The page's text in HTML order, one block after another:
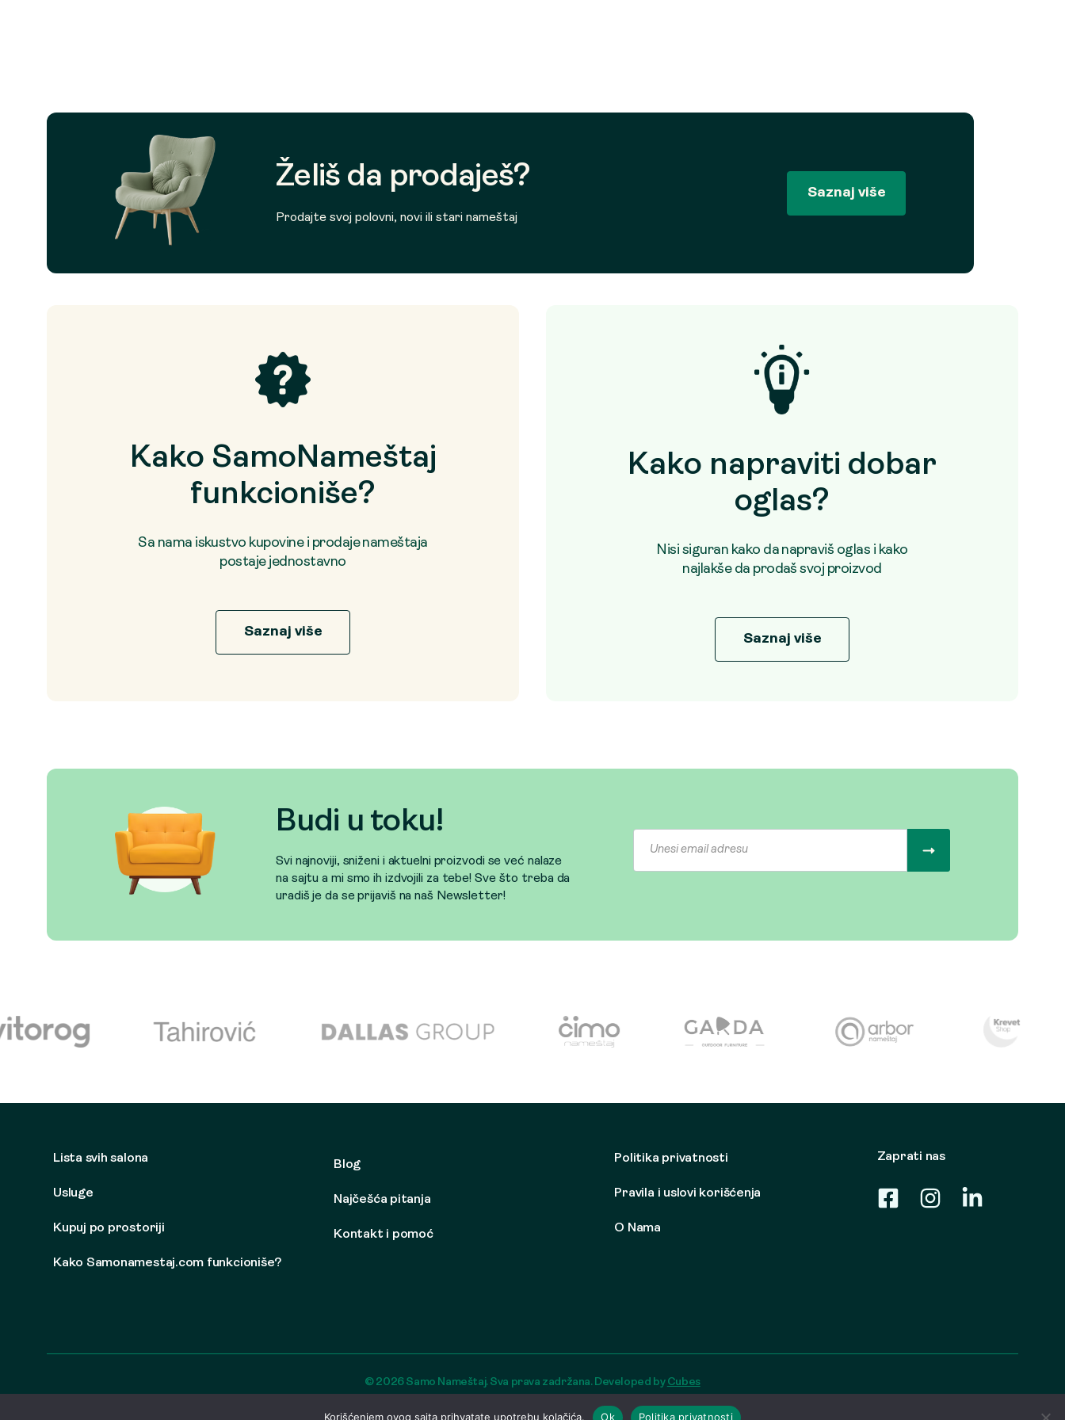
Želiš da prodaješ?
Prodajte svoj polovni, novi ili stari nameštaj
Saznaj više
Kako SamoNameštaj
funkcioniše?
Sa nama iskustvo kupovine i prodaje nameštaja
postaje jednostavno
Saznaj više
Kako napraviti dobar
oglas?
Nisi siguran kako da napraviš oglas i kako
najlakše da prodaš svoj proizvod
Saznaj više
Budi u toku!
Svi najnoviji, sniženi i aktuelni proizvodi se već nalaze
na sajtu a mi smo ih izdvojili za tebe! Sve što treba da
uradiš je da se prijaviš na naš Newsletter!
Lista svih salona
Usluge
Kupuj po prostoriji
Kako Samonamestaj.com funkcioniše?
Blog
Najčešća pitanja
Kontakt i pomoć
Politika privatnosti
Pravila i uslovi korišćenja
O Nama
Zaprati nas
© 2026 Samo Nameštaj. Sva prava zadržana. Developed by Cubes
Korišćenjem ovog sajta prihvatate upotrebu kolačića. Ok Politika privatnosti